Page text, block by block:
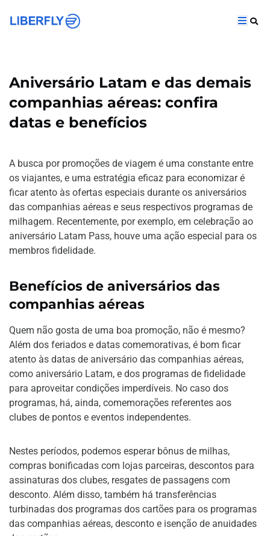
Aniversário Latam e das demais
companhias aéreas: confira
datas e benefícios
A busca por promoções de viagem é uma constante entre
os viajantes, e uma estratégia eficaz para economizar é
ficar atento às ofertas especiais durante os aniversários
das companhias aéreas e seus respectivos programas de
milhagem. Recentemente, por exemplo, em celebração ao
aniversário Latam Pass, houve uma ação especial para os
membros fidelidade.
Benefícios de aniversários das
companhias aéreas
Quem não gosta de uma boa promoção, não é mesmo?
Além dos feriados e datas comemorativas, é bom ficar
atento às datas de aniversário das companhias aéreas,
como aniversário Latam, e dos programas de fidelidade
para aproveitar condições imperdíveis. No caso dos
programas, há, ainda, comemorações referentes aos
clubes de pontos e eventos independentes.
Nestes períodos, podemos esperar bônus de milhas,
compras bonificadas com lojas parceiras, descontos para
assinaturas dos clubes, resgates de passagens com
desconto. Além disso, também há transferências
turbinadas dos programas dos cartões para os programas
das companhias aéreas, desconto e isenção de anuidades